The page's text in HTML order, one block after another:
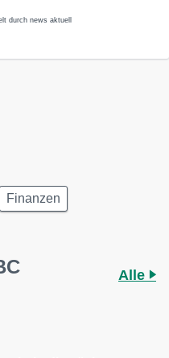
durch news aktuell
Finanzen
Alle